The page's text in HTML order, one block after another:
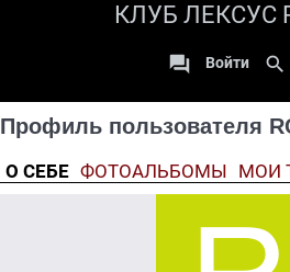
КЛУБ ЛЕКСУС
 Войти search
Профиль пользователя
О СЕБЕ ФОТОАЛЬБОМЫ МОИ